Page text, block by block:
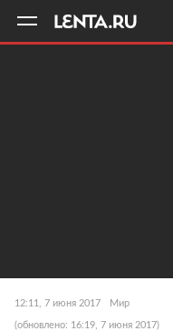
12:11, 7 июня 2017 Мир
(обновлено: 16:19, 7 июня 2017)